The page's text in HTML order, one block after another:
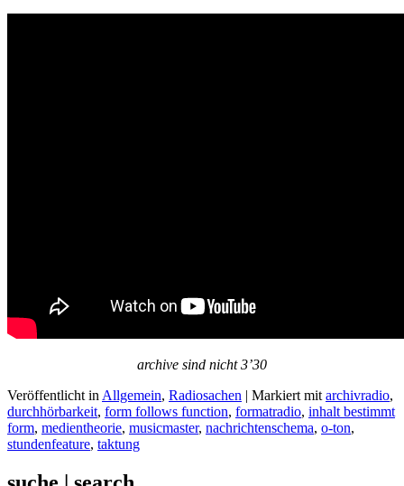
archive sind nicht 3’30
Veröffentlicht in Allgemein, Radiosachen | Markiert mit archivradio,
durchhörbarkeit, form follows function, formatradio, inhalt bestimmt
form, medientheorie, musicmaster, nachrichtenschema, o-ton,
stundenfeature, taktung